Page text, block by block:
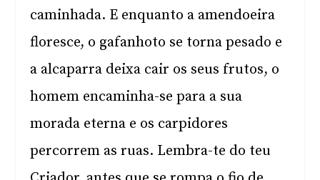
caminhada. E enquanto a amendoeira
floresce, o gafanhoto se torna pesado e
a alcaparra deixa cair os seus frutos, o
homem encaminha-se para a sua
morada eterna e os carpidores
percorrem as ruas. Lembra-te do teu